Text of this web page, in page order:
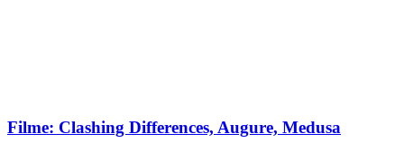
Filme: Clashing Differences, Augure, Medusa